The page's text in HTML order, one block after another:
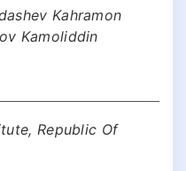
Kahramon
Kamoliddin
Republic Of